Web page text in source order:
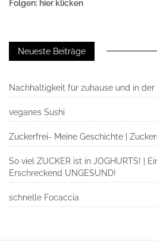
Folgen: hier klicken
Neueste Beiträge
Nachhaltigkeit für zuhause und in der
veganes Sushi
Zuckerfrei- Meine Geschichte |
So viel ZUCKER ist in JOGHURTS! |
Erschreckend UNGESUND!
schnelle Focaccia